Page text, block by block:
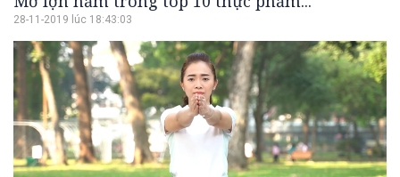
28-11-2019 lúc 18:43:03